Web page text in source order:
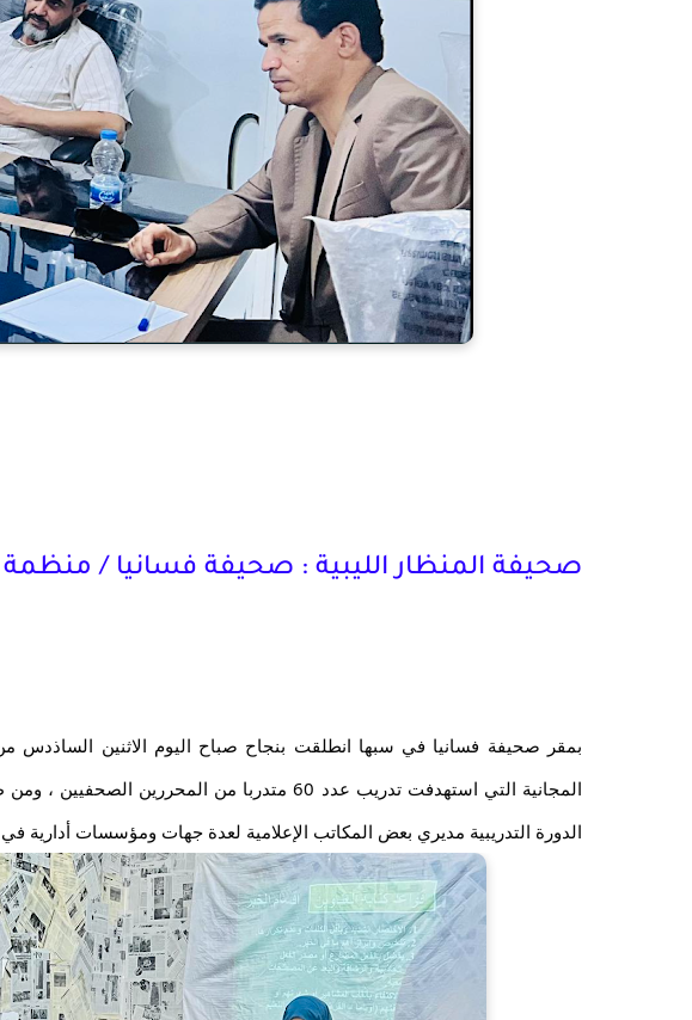
صحيفة المنظار الليبية : صحيفة فسانيا /
المجانية التي استهدفت تدريب عدد 60 متدربا من
الدورة التدريبية مديري بعض المكاتب الإعلامية لعدة جهات ومؤسسات أدارية